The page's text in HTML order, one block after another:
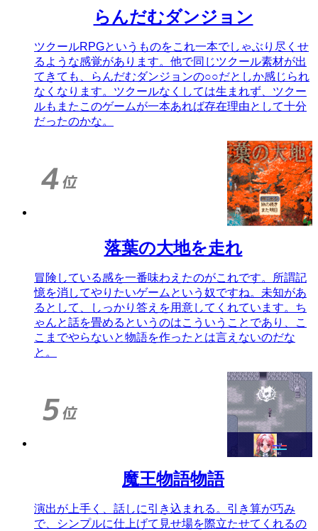
らんだむダンジョン
ツクールRPGというものをこれ一本でしゃぶり尽くせ
るような感覚があります。他で同じツクール素材が出
てきても、らんだむダンジョンの○○だとしか感じられ
なくなります。ツクールなくしては生まれず、ツクー
ルもまたこのゲームが一本あれば存在理由として十分
だったのかな。
落葉の大地を走れ
冒険している感を一番味わえたのがこれです。所謂記
憶を消してやりたいゲームという奴ですね。未知があ
るとして、しっかり答えを用意してくれています。ち
ゃんと話を畳めるというのはこういうことであり、こ
こまでやらないと物語を作ったとは言えないのだな
と。
魔王物語物語
演出が上手く、話しに引き込まれる。引き算が巧み
で、シンプルに仕上げて見せ場を際立たせてくれるの